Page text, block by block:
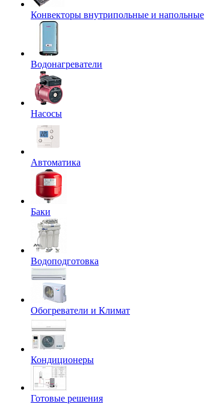
Конвекторы внутрипольные и напольные
Водонагреватели
Насосы
Автоматика
Баки
Водоподготовка
Обогреватели и Климат
Кондиционеры
Готовые решения